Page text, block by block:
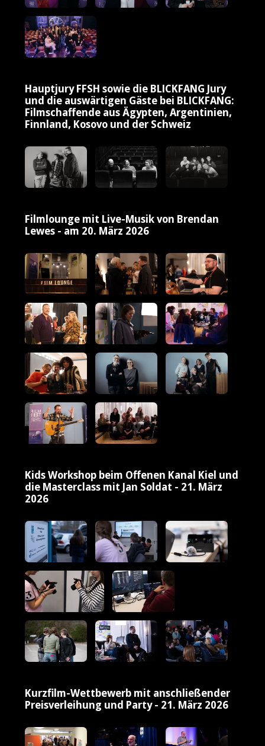
Hauptjury FFSH sowie die BLICKFANG Jury
und die auswärtigen Gäste bei BLICKFANG:
Filmschaffende aus Ägypten, Argentinien,
Finnland, Kosovo und der Schweiz
Filmlounge mit Live-Musik von Brendan
Lewes - am 20. März 2026
Kids Workshop beim Offenen Kanal Kiel und
die Masterclass mit Jan Soldat - 21. März
2026
Kurzfilm-Wettbewerb mit anschließender
Preisverleihung und Party - 21. März 2026